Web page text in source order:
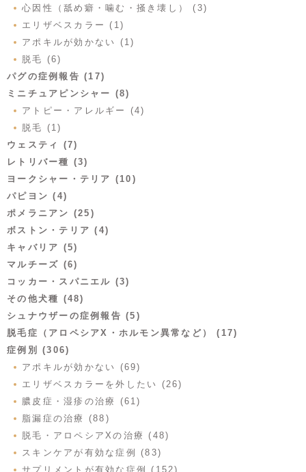
心因性（舐め癖・噛む・掻き壊し） (3)
エリザベスカラー (1)
アポキルが効かない (1)
脱毛 (6)
パグの症例報告 (17)
ミニチュアピンシャー (8)
アトピー・アレルギー (4)
脱毛 (1)
ウェスティ (7)
レトリバー種 (3)
ヨークシャー・テリア (10)
パピヨン (4)
ポメラニアン (25)
ボストン・テリア (4)
キャバリア (5)
マルチーズ (6)
コッカー・スパニエル (3)
その他犬種 (48)
シュナウザーの症例報告 (5)
脱毛症（アロペシアX・ホルモン異常など） (17)
症例別 (306)
アポキルが効かない (69)
エリザベスカラーを外したい (26)
膿皮症・湿疹の治療 (61)
脂漏症の治療 (88)
脱毛・アロペシアXの治療 (48)
スキンケアが有効な症例 (83)
サプリメントが有効な症例 (152)